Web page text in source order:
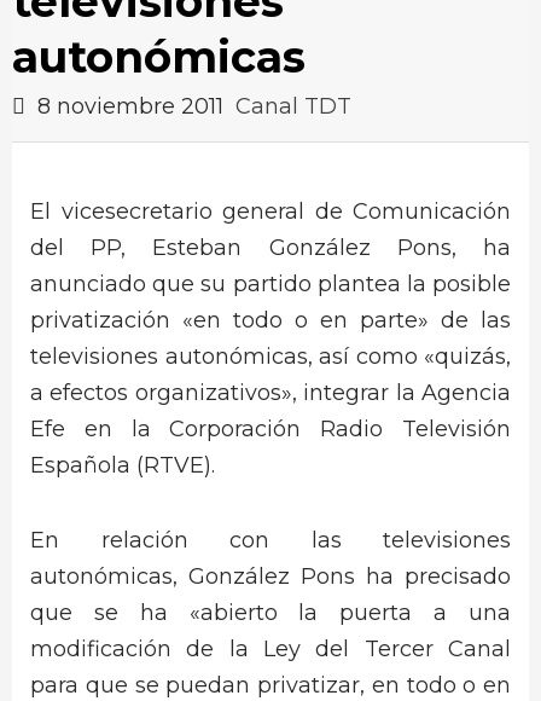
autonómicas
8 noviembre 2011 Canal TDT
El vicesecretario general de Comunicación
del PP, Esteban González Pons, ha
anunciado que su partido plantea la posible
privatización «en todo o en parte» de las
televisiones autonómicas, así como «quizás,
a efectos organizativos», integrar la Agencia
Efe en la Corporación Radio Televisión
Española (RTVE).
En relación con las televisiones
autonómicas, González Pons ha precisado
que se ha «abierto la puerta a una
modificación de la Ley del Tercer Canal
para que se puedan privatizar, en todo o en